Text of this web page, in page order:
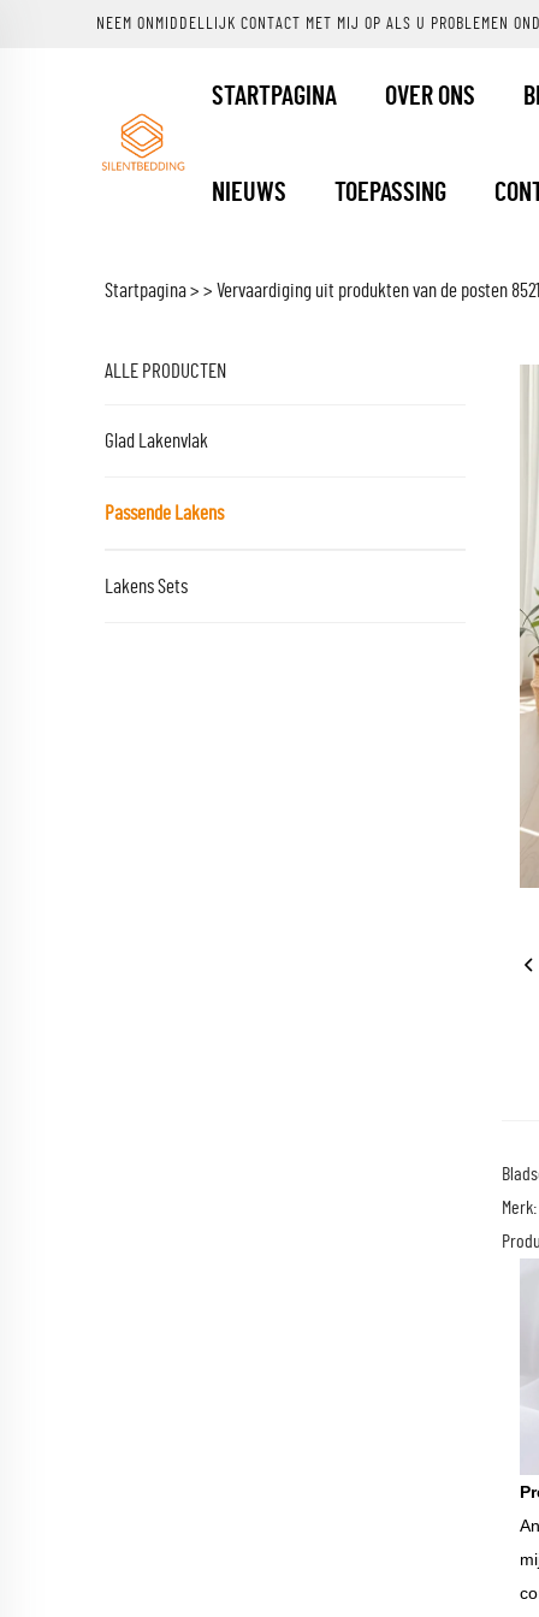
NEEM ONMIDDELLIJK CONTACT MET MIJ OP ALS U PROBLEMEN
STARTPAGINA OVER ONS
NIEUWS TOEPASSING
Startpagina > > Vervaardiging uit produkten van de posten
ALLE PRODUCTEN
Glad Lakenvlak
Passende Lakens
Lakens Sets
Merk: